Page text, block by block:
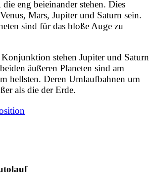
eng beieinander stehen. Dies
Mars, Jupiter und Saturn sein.
sind für das bloße Auge zu
Konjunktion stehen Jupiter und Saturn
äußeren Planeten sind am
hellsten. Deren Umlaufbahnen um
als die der Erde.